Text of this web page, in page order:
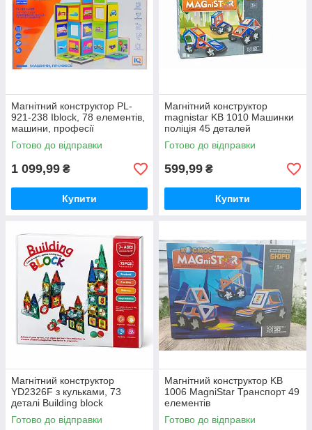
Магнітний конструктор PL-
921-238 Iblock, 78 елементів,
машини, професії
Готово до відправки
1 099,99 ₴
Купити
Магнітний конструктор
magnistar KB 1010 Машинки
поліція 45 деталей
Готово до відправки
599,99 ₴
Купити
Магнітний конструктор
YD2326F з кульками, 73
деталі Building block
Готово до відправки
Магнітний конструктор KB
1006 MagniStar Транспорт 49
елементів
Готово до відправки